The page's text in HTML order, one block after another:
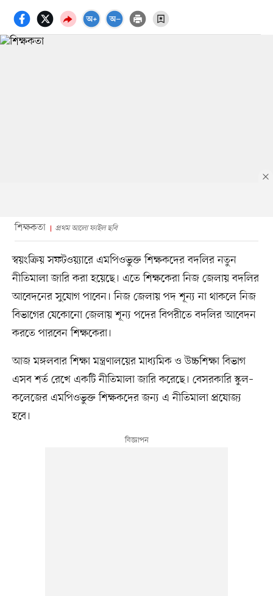
শিক্ষকতা প্রথম আলো ফাইল ছবি
স্বয়ংক্রিয় সফটওয়্যারে এমপিওভুক্ত শিক্ষকদের বদলির নতুন
নীতিমালা জারি করা হয়েছে। এতে শিক্ষকেরা নিজ জেলায় বদলির
আবেদনের সুযোগ পাবেন। নিজ জেলায় পদ শূন্য না থাকলে নিজ
বিভাগের যেকোনো জেলায় শূন্য পদের বিপরীতে বদলির আবেদন
করতে পারবেন শিক্ষকেরা।
আজ মঙ্গলবার শিক্ষা মন্ত্রণালয়ের মাধ্যমিক ও উচ্চশিক্ষা বিভাগ
এসব শর্ত রেখে একটি নীতিমালা জারি করেছে। বেসরকারি স্কুল–
কলেজের এমপিওভুক্ত শিক্ষকদের জন্য এ নীতিমালা প্রযোজ্য
হবে।